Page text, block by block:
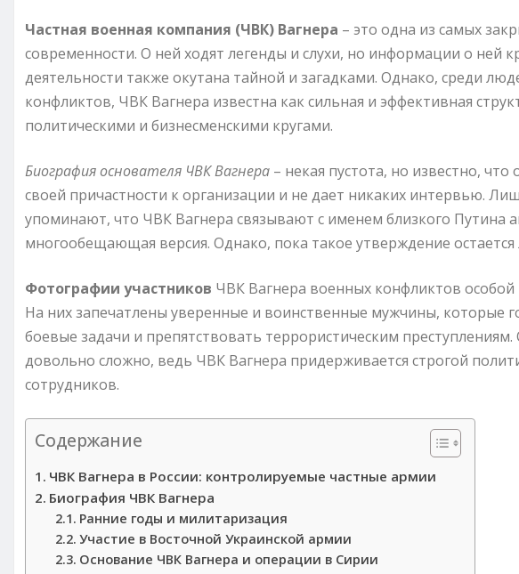
Частная военная компания (ЧВК) Вагнера – это одна из самых
современности. О ней ходят легенды и слухи, но информации о ней
деятельности также окутана тайной и загадками. Однако, среди
конфликтов, ЧВК Вагнера известна как сильная и эффективная
политическими и бизнесменскими кругами.
Биография основателя ЧВК Вагнера – некая пустота, но известно,
своей причастности к организации и не дает никаких интервью.
упоминают, что ЧВК Вагнера связывают с именем близкого Путина
многообещающая версия. Однако, пока такое утверждение остается
Фотографии участников ЧВК Вагнера военных конфликтов особой
На них запечатлены уверенные и воинственные мужчины, которые
боевые задачи и препятствовать террористическим
довольно сложно, ведь ЧВК Вагнера придерживается строгой
сотрудников.
Содержание
ЧВК Вагнера в России: контролируемые частные армии
Биография ЧВК Вагнера
Ранние годы и милитаризация
Участие в Восточной Украинской армии
Основание ЧВК Вагнера и операции в Сирии